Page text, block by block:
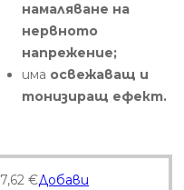
намаляване на
нервното
напрежение;
има освежаващ и
тонизиращ ефект.
7,62 €Добави